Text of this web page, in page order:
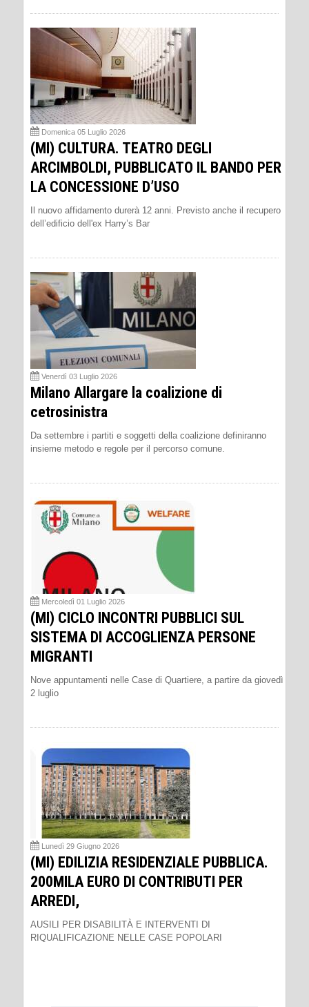
Domenica 05 Luglio 2026
(MI) CULTURA. TEATRO DEGLI
ARCIMBOLDI, PUBBLICATO IL BANDO PER
LA CONCESSIONE D’USO
Il nuovo affidamento durerà 12 anni. Previsto anche il recupero
dell’edificio dell'ex Harry’s Bar
Venerdì 03 Luglio 2026
Milano Allargare la coalizione di
cetrosinistra
Da settembre i partiti e soggetti della coalizione definiranno
insieme metodo e regole per il percorso comune.
Mercoledì 01 Luglio 2026
(MI) CICLO INCONTRI PUBBLICI SUL
SISTEMA DI ACCOGLIENZA PERSONE
MIGRANTI
Nove appuntamenti nelle Case di Quartiere, a partire da giovedì
2 luglio
Lunedì 29 Giugno 2026
(MI) EDILIZIA RESIDENZIALE PUBBLICA.
200MILA EURO DI CONTRIBUTI PER
ARREDI,
AUSILI PER DISABILITÀ E INTERVENTI DI
RIQUALIFICAZIONE NELLE CASE POPOLARI